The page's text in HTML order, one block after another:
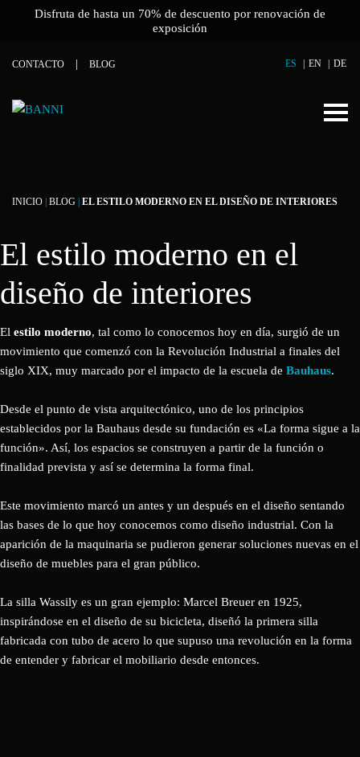
Disfruta de hasta un 70% de descuento por renovación de
exposición
CONTACTO BLOG ES EN DE
INICIO BLOG EL ESTILO MODERNO EN EL DISEÑO DE INTERIORES
El estilo moderno en el
diseño de interiores
El estilo moderno, tal como lo conocemos hoy en día, surgió de un
movimiento que comenzó con la Revolución Industrial a finales del
siglo XIX, muy marcado por el impacto de la escuela de Bauhaus.
Desde el punto de vista arquitectónico, uno de los principios
establecidos por la Bauhaus desde su fundación es «La forma sigue a la
función». Así, los espacios se construyen a partir de la función o
finalidad prevista y así se determina la forma final.
Este movimiento marcó un antes y un después en el diseño sentando
las bases de lo que hoy conocemos como diseño industrial. Con la
aparición de la maquinaria se pudieron generar soluciones nuevas en el
diseño de muebles para el gran público.
La silla Wassily es un gran ejemplo: Marcel Breuer en 1925,
inspirándose en el diseño de su bicicleta, diseñó la primera silla
fabricada con tubo de acero lo que supuso una revolución en la forma
de entender y fabricar el mobiliario desde entonces.